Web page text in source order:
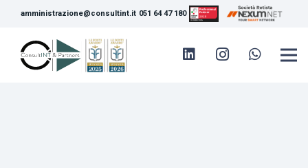
amministrazione@consultint.it 051 64 47 180